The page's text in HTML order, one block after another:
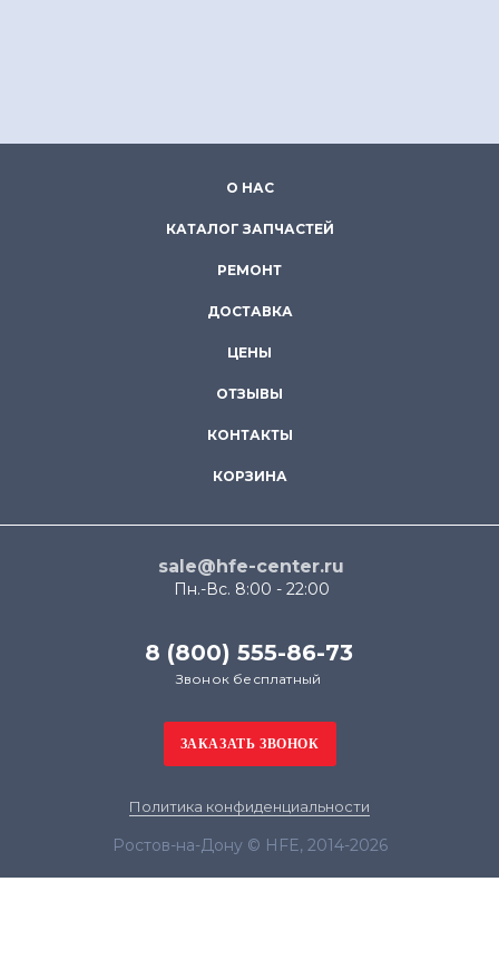
О НАС
КАТАЛОГ ЗАПЧАСТЕЙ
РЕМОНТ
ДОСТАВКА
ЦЕНЫ
ОТЗЫВЫ
КОНТАКТЫ
КОРЗИНА
sale@hfe-center.ru
Пн.-Вс. 8:00 - 22:00
8 (800) 555-86-73
Звонок бесплатный
Политика конфиденциальности
Ростов-на-Дону © HFE, 2014-2026